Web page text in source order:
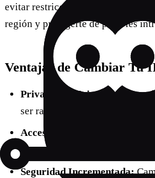
evitar restricciones geográficas.
región y protegerte de posibles
Ventajas de Cambiar Tu
Privacidad Mejorada:
Al
ser rastreado por sitios web.
Acceso a Contenido
contenidos que no están
Seguridad Incrementada: